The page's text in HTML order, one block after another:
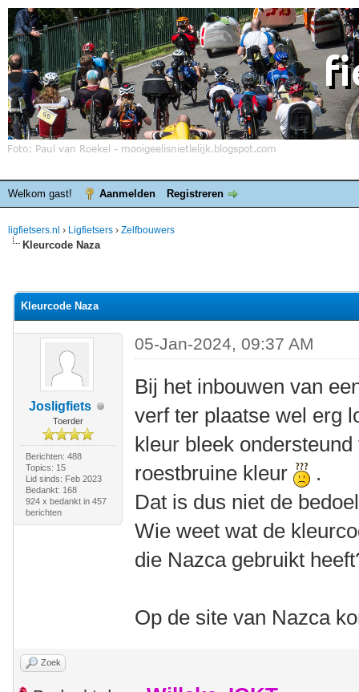
Welkom gast! Aanmelden Registreren
ligfietsers.nl › Ligfietsers › Zelfbouwers
Kleurcode Naza
Kleurcode Naza
Josligfiets
Toerder
Berichten: 488
Topics: 15
Lid sinds: Feb 2023
Bedankt: 168
924 x bedankt in 457
berichten
05-Jan-2024, 09:37 AM
Bij het inbouwen van
verf ter plaatse wel erg
kleur bleek
roestbruine kleur
.
Dat is dus niet de
Wie weet wat de
die Nazca gebruikt
Op de site van Nazca
Zoek